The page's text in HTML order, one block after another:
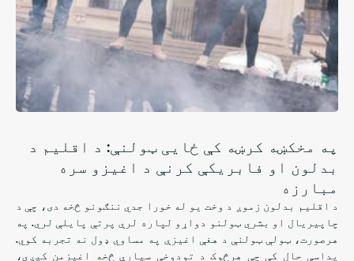
په مخکښه کرښه کې ځایی ټولنې: د اقلیم د
بدلون او فابریکې کرنې د اغیزو سره
مبارزه
د اقلیم بدلون زموږ د وخت یو له خورا جدي ننګونو څخه دی، چې د
چاپیریال او بشري ټولنو دواړو لپاره لرې پرتې پایلې لري. په
هرصورت، ټولې ټولنې د هغې اغیزې په مساوي ډول نه تجربه کوي.
پداسې حال کې چې هرڅوک د تودوخې سیارې څخه اغیزمن کیږي،